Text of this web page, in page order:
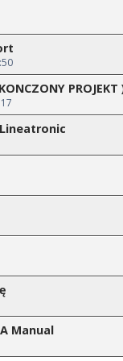
PROJEKT
Manual